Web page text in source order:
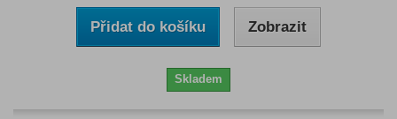
Přidat do košíku Zobrazit
Skladem